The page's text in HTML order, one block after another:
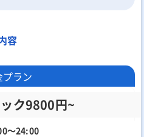
容
プラン
ク9800円~
～24:00